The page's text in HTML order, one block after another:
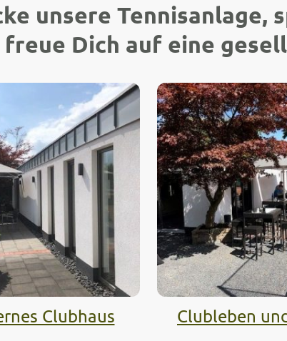
unsere Tennisanlage,
freue Dich auf eine
Clubhaus
Clubleben